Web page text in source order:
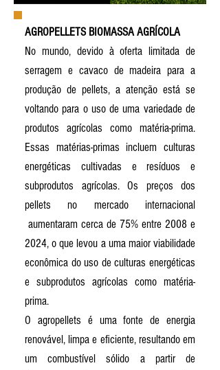
AGROPELLETS BIOMASSA AGRÍCOLA
No mundo, devido à oferta limitada de
serragem e cavaco de madeira para a
produção de pellets, a atenção está se
voltando para o uso de uma variedade de
produtos agrícolas como matéria-prima.
Essas matérias-primas incluem culturas
energéticas cultivadas e resíduos e
subprodutos agrícolas. Os preços dos
pellets no mercado internacional
aumentaram cerca de 75% entre 2008 e
2024, o que levou a uma maior viabilidade
econômica do uso de culturas energéticas
e subprodutos agrícolas como matéria-
prima.
O agropellets é uma fonte de energia
renovável, limpa e eficiente, resultando em
um combustível sólido a partir de